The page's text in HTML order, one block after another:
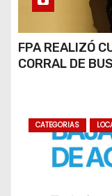
FPA REALIZÓ
CORRAL DE
CATEGORIAS